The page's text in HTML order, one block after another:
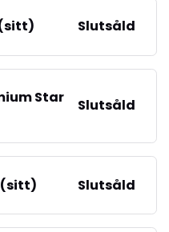
Slutsåld
Star
Slutsåld
(sitt) Slutsåld